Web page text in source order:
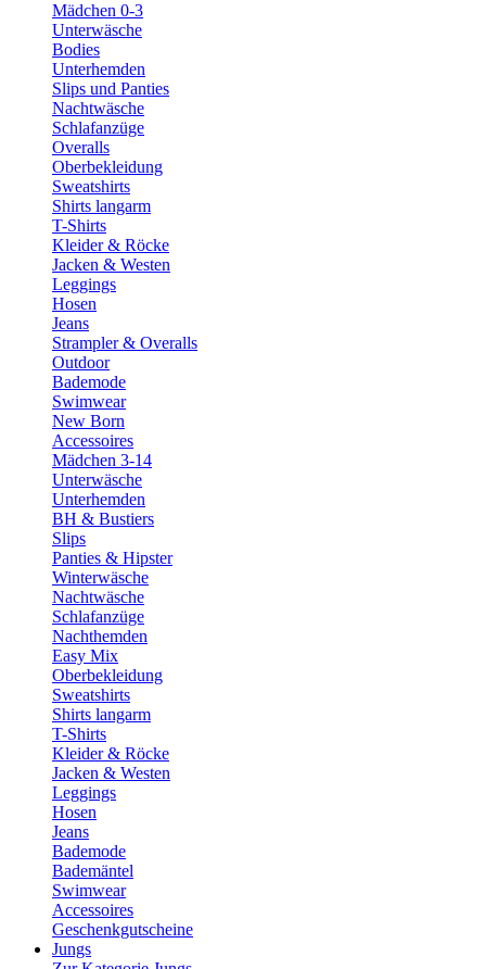
Mädchen 0-3
Unterwäsche
Bodies
Unterhemden
Slips und Panties
Nachtwäsche
Schlafanzüge
Overalls
Oberbekleidung
Sweatshirts
Shirts langarm
T-Shirts
Kleider & Röcke
Jacken & Westen
Leggings
Hosen
Jeans
Strampler & Overalls
Outdoor
Bademode
Swimwear
New Born
Accessoires
Mädchen 3-14
Unterwäsche
Unterhemden
BH & Bustiers
Slips
Panties & Hipster
Winterwäsche
Nachtwäsche
Schlafanzüge
Nachthemden
Easy Mix
Oberbekleidung
Sweatshirts
Shirts langarm
T-Shirts
Kleider & Röcke
Jacken & Westen
Leggings
Hosen
Jeans
Bademode
Bademäntel
Swimwear
Accessoires
Geschenkgutscheine
Jungs